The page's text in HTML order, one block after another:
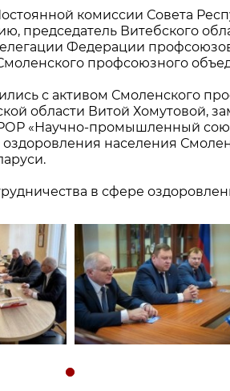
комиссии Совета
председатель Витебского
Федерации
профсоюзного
с активом Смоленского
области Витой Хомутовой,
«Научно-промышленный
населения
в сфере